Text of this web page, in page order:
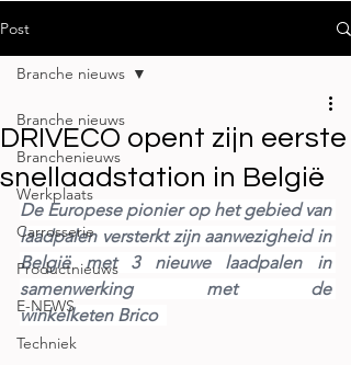
Post
Branche nieuws
Branchenieuws
Werkplaats
Carrosserie
Productnieuws
E-NEWS
Techniek
Branche nieuws
DRIVECO opent zijn eerste
snellaadstation in België
De Europese pionier op het gebied van
laadpalen versterkt zijn aanwezigheid in
België met 3 nieuwe laadpalen in
samenwerking met de
winkelketen Brico